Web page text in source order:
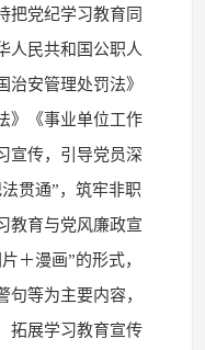
把党纪学习教育同
人民共和国公职人
治安管理处罚法》
》《事业单位工作
宣传，引导党员深
贯通”，筑牢非职
教育与党风廉政宣
＋漫画”的形式，
等为主要内容，
拓展学习教育宣传